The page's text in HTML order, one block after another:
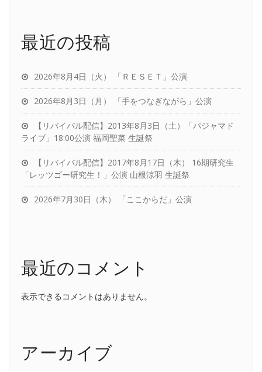
最近の投稿
2026年8月4日（火） 「ＲＥＳＥＴ」公演
2026年8月3日（月） 「手をつなぎながら」公演
【リバイバル配信】2013年8月3日（土）「パジャマド
ライブ」18:00公演 福岡聖菜 生誕祭
【リバイバル配信】2017年8月17日（木） 16期研究生
「レッツゴー研究生！」公演 山根涼羽 生誕祭
2026年7月30日（木） 「ここからだ」公演
最近のコメント
表示できるコメントはありません。
アーカイブ